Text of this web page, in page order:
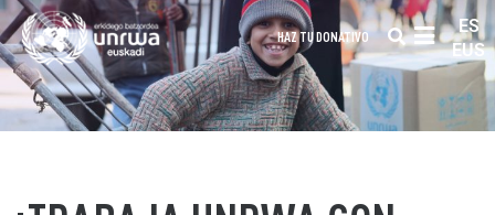
HAZ TU DONATIVO
ES
EUS